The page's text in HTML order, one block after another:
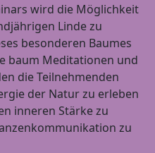
wird die Möglichkeit
Linde zu
besonderen Baumes
baum Meditationen und
die Teilnehmenden
der Natur zu erleben
inneren Stärke zu
zu